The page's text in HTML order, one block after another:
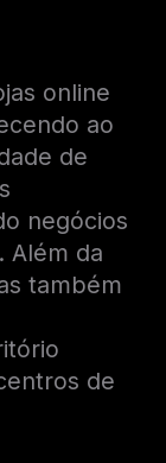
online
ao
de
negócios
Além da
também
de